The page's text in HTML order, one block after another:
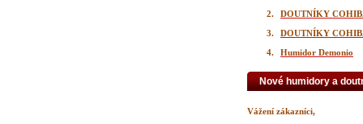
2.
DOUTNÍKY
3.
DOUTNÍKY
4.
Humidor Demonio
Nové humidory a
Vážení zákazníci,